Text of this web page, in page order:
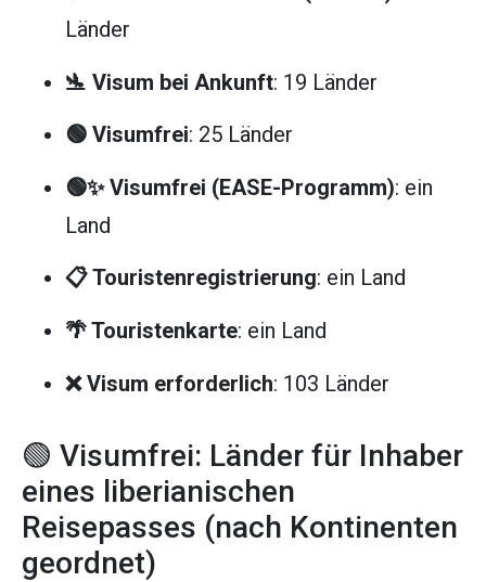
Länder
🛬 Visum bei Ankunft: 19 Länder
🟢 Visumfrei: 25 Länder
🟢✨ Visumfrei (EASE-Programm): ein
Land
📋 Touristenregistrierung: ein Land
🌴 Touristenkarte: ein Land
❌ Visum erforderlich: 103 Länder
🟢 Visumfrei: Länder für Inhaber
eines liberianischen
Reisepasses (nach Kontinenten
geordnet)